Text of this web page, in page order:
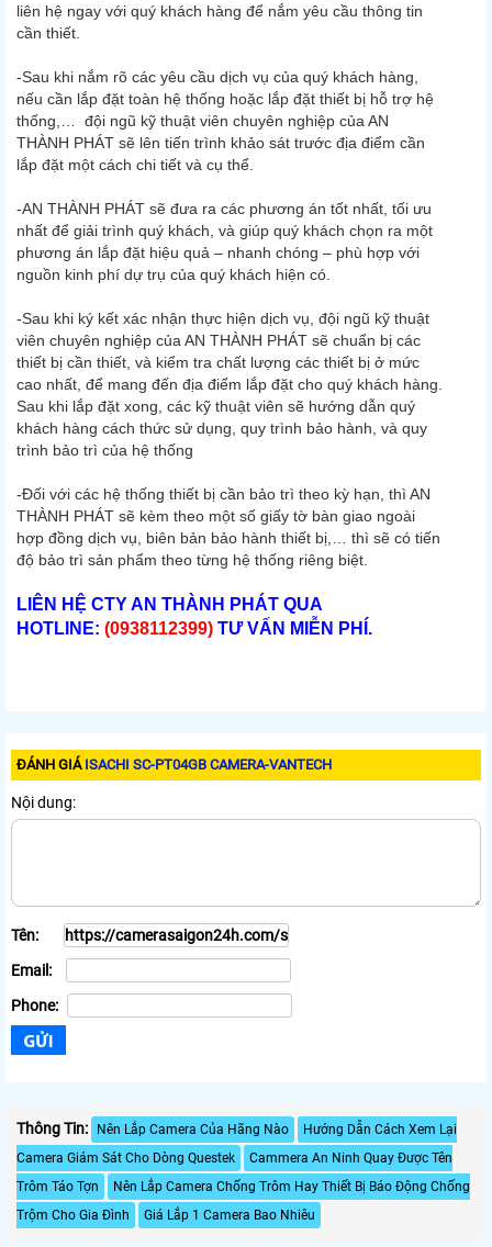
liên hệ ngay với quý khách hàng để nắm yêu cầu thông tin
cần thiết.
-Sau khi nắm rõ các yêu cầu dịch vụ của quý khách hàng,
nếu cần lắp đặt toàn hệ thống hoặc lắp đặt thiết bị hỗ trợ hệ
thống,… đội ngũ kỹ thuật viên chuyên nghiệp của AN
THÀNH PHÁT sẽ lên tiến trình khảo sát trước địa điểm cần
lắp đặt một cách chi tiết và cụ thể.
-AN THÀNH PHÁT sẽ đưa ra các phương án tốt nhất, tối ưu
nhất để giải trình quý khách, và giúp quý khách chọn ra một
phương án lắp đặt hiệu quả – nhanh chóng – phù hợp với
nguồn kinh phí dự trụ của quý khách hiện có.
-Sau khi ký kết xác nhận thực hiện dịch vụ, đội ngũ kỹ thuật
viên chuyên nghiệp của AN THÀNH PHÁT sẽ chuẩn bị các
thiết bị cần thiết, và kiểm tra chất lượng các thiết bị ở mức
cao nhất, để mang đến địa điểm lắp đặt cho quý khách hàng.
Sau khi lắp đặt xong, các kỹ thuật viên sẽ hướng dẫn quý
khách hàng cách thức sử dụng, quy trình bảo hành, và quy
trình bảo trì của hệ thống
-Đối với các hệ thống thiết bị cần bảo trì theo kỳ hạn, thì AN
THÀNH PHÁT sẽ kèm theo một số giấy tờ bàn giao ngoài
hợp đồng dịch vụ, biên bản bảo hành thiết bị,… thì sẽ có tiến
độ bảo trì sản phẩm theo từng hệ thống riêng biệt.
LIÊN HỆ CTY AN THÀNH PHÁT QUA
HOTLINE: (0938112399) TƯ VẤN MIỄN PHÍ.
ĐÁNH GIÁ ISACHI SC-PT04GB CAMERA-VANTECH
Nội dung:
Tên:
Email:
Phone:
Thông Tin: Nên Lắp Camera Của Hãng Nào
Hướng Dẫn Cách Xem Lại
Camera Giám Sát Cho Dòng Questek
Cammera An Ninh Quay Được Tên
Trôm Táo Tợn
Nên Lắp Camera Chống Trôm Hay Thiết Bị Báo Động Chống
Trộm Cho Gia Đình
Giá Lắp 1 Camera Bao Nhiêu